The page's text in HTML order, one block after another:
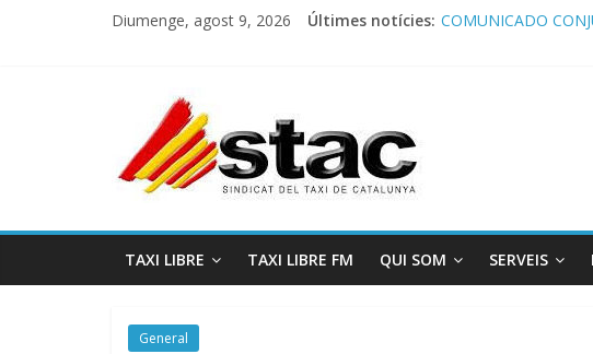
Diumenge, agost 9, 2026 Últimes notícies: COMUNICADO
TAXI LIBRE TAXI LIBRE FM QUI SOM SERVEIS
General